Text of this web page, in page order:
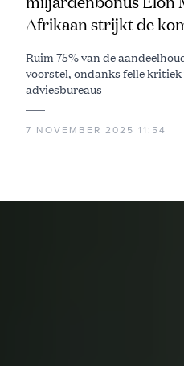
Afrikaan strijkt de
Ruim 75% van de
voorstel, ondanks felle kritiek
adviesbureaus
7 NOVEMBER 2025 11:54